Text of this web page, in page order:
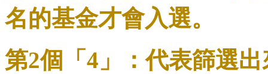
名的基金才會入選。
第2個「4」：代表篩選